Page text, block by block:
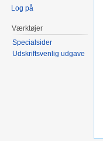
Log på
Værktøjer
Specialsider
Udskriftsvenlig udgave